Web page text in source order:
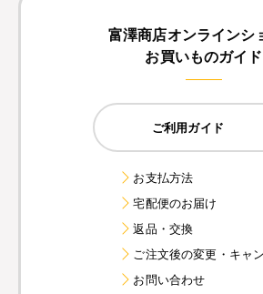
富澤商店オンラインシ
お買いものガイド
ご利用ガイド
お支払方法
宅配便のお届け
返品・交換
ご注文後の変更・キャ
お問い合わせ